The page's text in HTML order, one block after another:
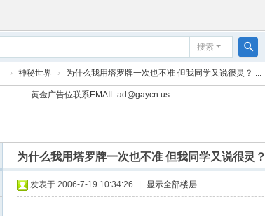
搜索
搜
索
› 神秘世界 › 为什么我用塔罗牌一次也不准 但我同学又说很灵？ ...
黄金广告位联系EMAIL:ad@gaycn.us
为什么我用塔罗牌一次也不准 但我同学又说很灵？
发表于 2006-7-19 10:34:26 显示全部楼层